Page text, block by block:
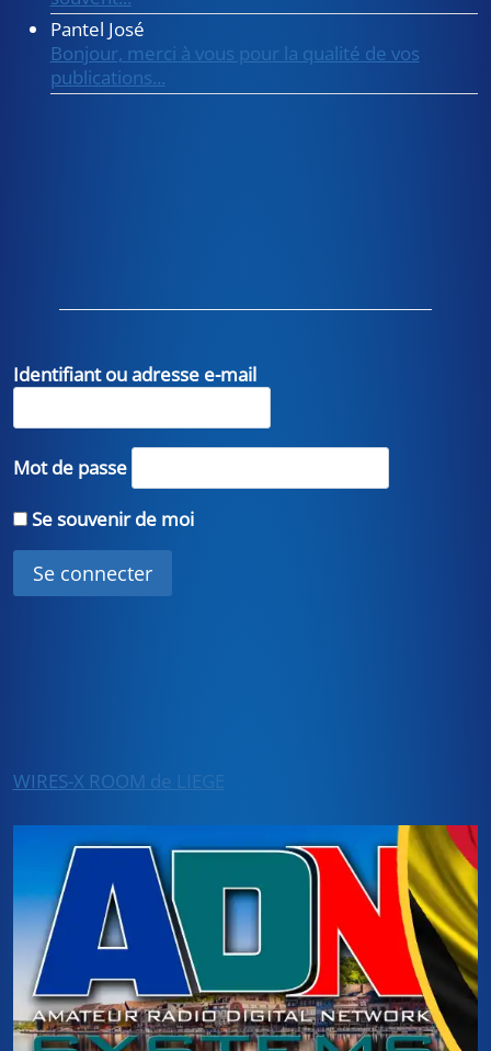
Pantel José
Bonjour, merci à vous pour la qualité de vos
publications...
Identifiant ou adresse e-mail
Mot de passe
Se souvenir de moi
WIRES-X ROOM de LIEGE